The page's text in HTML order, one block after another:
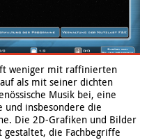
weniger mit raffinierten
als mit seiner dichten
Musik bei, eine
insbesondere die
Die 2D-Grafiken und Bilder
gestaltet, die Fachbegriffe